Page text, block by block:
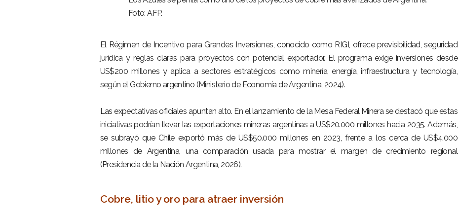
Foto: AFP.
El Régimen de Incentivo para Grandes Inversiones, conocido como RIGI, ofrece previsibilidad, seguridad
jurídica y reglas claras para proyectos con potencial exportador. El programa exige inversiones desde
US$200 millones y aplica a sectores estratégicos como minería, energía, infraestructura y tecnología,
según el Gobierno argentino (Ministerio de Economía de Argentina, 2024).
Las expectativas oficiales apuntan alto. En el lanzamiento de la Mesa Federal Minera se destacó que estas
iniciativas podrían llevar las exportaciones mineras argentinas a US$20.000 millones hacia 2035. Además,
se subrayó que Chile exportó más de US$50.000 millones en 2023, frente a los cerca de US$4.000
millones de Argentina, una comparación usada para mostrar el margen de crecimiento regional
(Presidencia de la Nación Argentina, 2026).
Cobre, litio y oro para atraer inversión